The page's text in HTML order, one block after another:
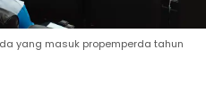
yang masuk propemperda tahun